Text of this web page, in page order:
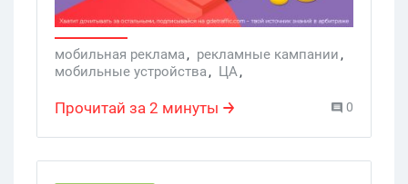
мобильная реклама, рекламные кампании,
мобильные устройства, ЦА,
Прочитай за 2 минуты 0